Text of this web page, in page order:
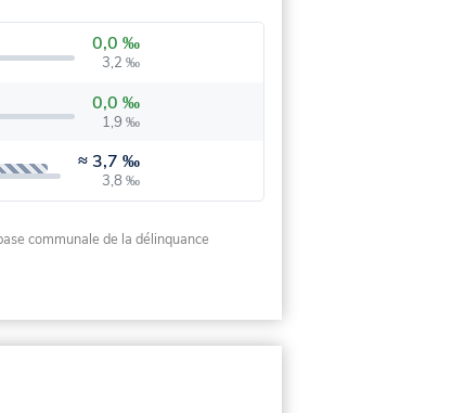
0,0 ‰
3,2 ‰
0,0 ‰
1,9 ‰
≈ 3,7 ‰
3,8 ‰
communale de la délinquance